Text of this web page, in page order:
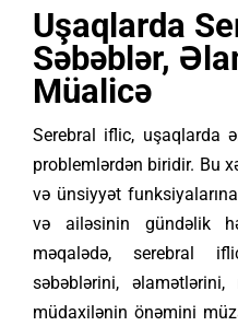
Uşaqlarda
Səbəblər,
Müalicə
Serebral iflic, uşaqlarda
problemlərdən biridir. Bu
və ünsiyyət
və ailəsinin gündəlik
məqalədə, serebral
səbəblərini,
müdaxilənin önəmini